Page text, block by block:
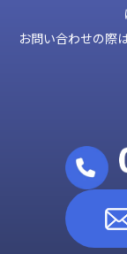
お問い合わせの際